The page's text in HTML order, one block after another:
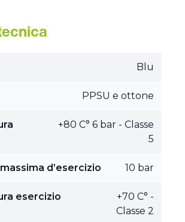
Blu
PPSU e ottone
+80 C° 6 bar - Classe
5
d’esercizio 10 bar
esercizio
+70 C° -
Classe 2